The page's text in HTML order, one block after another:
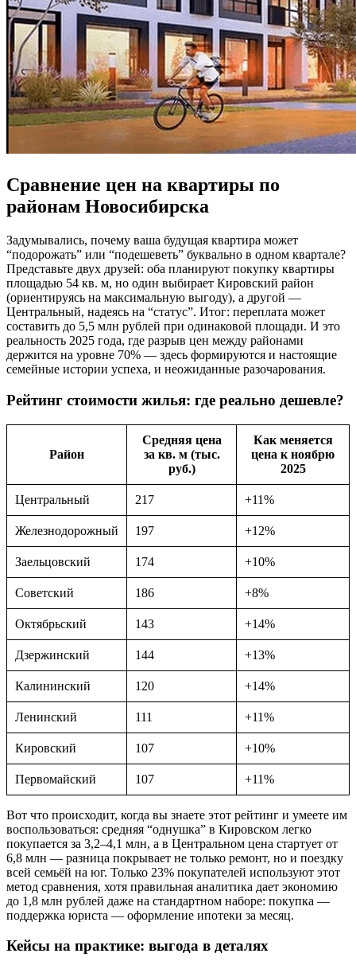
Сравнение цен на квартиры по
районам Новосибирска
Задумывались, почему ваша будущая квартира может
“подорожать” или “подешеветь” буквально в одном квартале?
Представьте двух друзей: оба планируют покупку квартиры
площадью 54 кв. м, но один выбирает Кировский район
(ориентируясь на максимальную выгоду), а другой —
Центральный, надеясь на “статус”. Итог: переплата может
составить до 5,5 млн рублей при одинаковой площади. И это
реальность 2025 года, где разрыв цен между районами
держится на уровне 70% — здесь формируются и настоящие
семейные истории успеха, и неожиданные разочарования.
Рейтинг стоимости жилья: где реально дешевле?
Район
Средняя цена
за кв. м (тыс.
руб.)
Как меняется
цена к ноябрю
2025
Центральный 217 +11%
Железнодорожный 197 +12%
Заельцовский 174 +10%
Советский 186 +8%
Октябрьский 143 +14%
Дзержинский 144 +13%
Калининский 120 +14%
Ленинский 111 +11%
Кировский 107 +10%
Первомайский 107 +11%
Вот что происходит, когда вы знаете этот рейтинг и умеете им
воспользоваться: средняя “однушка” в Кировском легко
покупается за 3,2–4,1 млн, а в Центральном цена стартует от
6,8 млн — разница покрывает не только ремонт, но и поездку
всей семьёй на юг. Только 23% покупателей используют этот
метод сравнения, хотя правильная аналитика дает экономию
до 1,8 млн рублей даже на стандартном наборе: покупка —
поддержка юриста — оформление ипотеки за месяц.
Кейсы на практике: выгода в деталях